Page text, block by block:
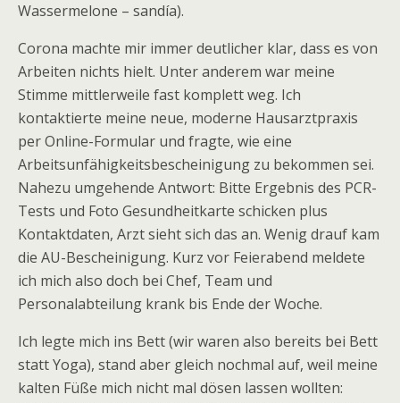
Wassermelone – sandía).
Corona machte mir immer deutlicher klar, dass es von
Arbeiten nichts hielt. Unter anderem war meine
Stimme mittlerweile fast komplett weg. Ich
kontaktierte meine neue, moderne Hausarztpraxis
per Online-Formular und fragte, wie eine
Arbeitsunfähigkeitsbescheinigung zu bekommen sei.
Nahezu umgehende Antwort: Bitte Ergebnis des PCR-
Tests und Foto Gesundheitkarte schicken plus
Kontaktdaten, Arzt sieht sich das an. Wenig drauf kam
die AU-Bescheinigung. Kurz vor Feierabend meldete
ich mich also doch bei Chef, Team und
Personalabteilung krank bis Ende der Woche.
Ich legte mich ins Bett (wir waren also bereits bei Bett
statt Yoga), stand aber gleich nochmal auf, weil meine
kalten Füße mich nicht mal dösen lassen wollten: